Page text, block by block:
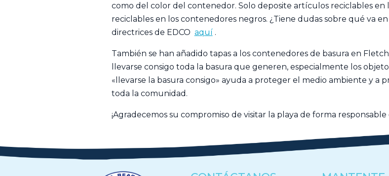
como del color del contenedor. Solo deposite artículos reciclables en
reciclables en los contenedores negros. ¿Tiene dudas sobre qué va
directrices de EDCO aquí.
También se han añadido tapas a los contenedores de basura en
llevarse consigo toda la basura que generen, especialmente los
«llevarse la basura consigo» ayuda a proteger el medio ambiente y a
toda la comunidad.
¡Agradecemos su compromiso de visitar la playa de forma responsable